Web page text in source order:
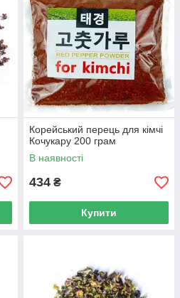
Корейський перець для кімчі
Кочукару 200 грам
В наявності
434 ₴
Купити